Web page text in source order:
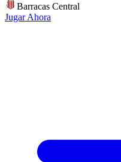
Barracas Central
Jugar Ahora